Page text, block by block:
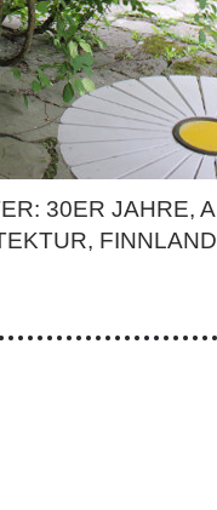
30ER JAHRE,
, FINNLAND